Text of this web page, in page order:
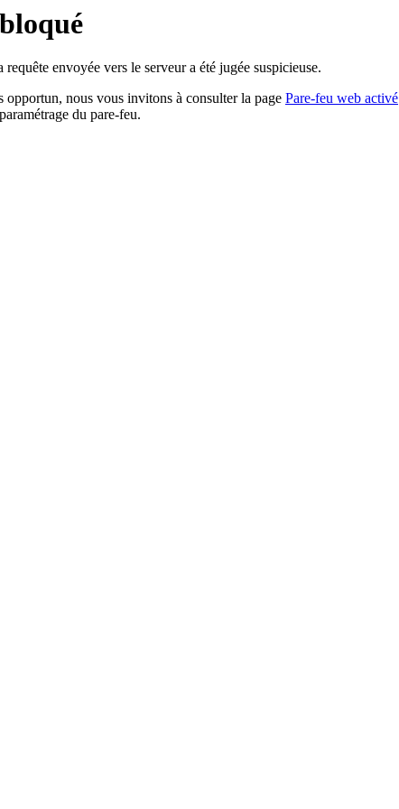
envoyée vers le serveur a été jugée suspicieuse.
opportun, nous vous invitons à consulter la page Pare-feu web activé
du pare-feu.